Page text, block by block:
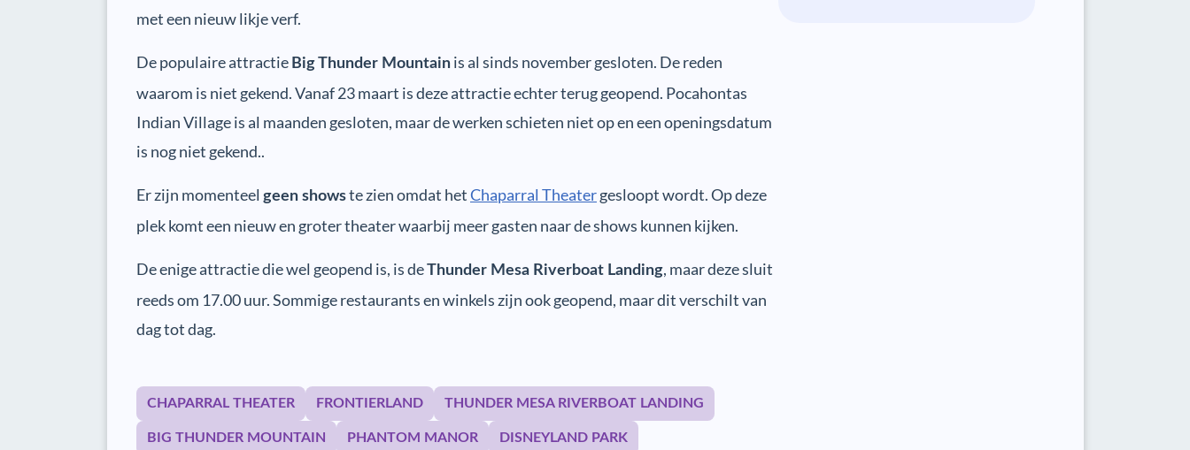
met een nieuw likje verf.
De populaire attractie Big Thunder Mountain is al sinds november gesloten. De reden
waarom is niet gekend. Vanaf 23 maart is deze attractie echter terug geopend. Pocahontas
Indian Village is al maanden gesloten, maar de werken schieten niet op en een openingsdatum
is nog niet gekend..
Er zijn momenteel geen showste zien omdat hetChaparral Theatergesloopt wordt. Op deze
plek komt een nieuw en groter theater waarbij meer gasten naar de shows kunnen kijken.
De enige attractie die wel geopend is, is deThunder Mesa Riverboat Landing, maar deze sluit
reeds om 17.00 uur. Sommige restaurants en winkels zijn ook geopend, maar dit verschilt van
dag tot dag.
CHAPARRAL THEATER FRONTIERLAND THUNDER MESA RIVERBOAT LANDING
BIG THUNDER MOUNTAIN PHANTOM MANOR DISNEYLAND PARK